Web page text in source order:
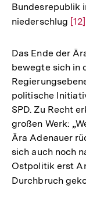
Bundesrepublik
niederschlug Zur
der
[12]
Das Ende der
bewegte sich in
politische
SPD. Zu Recht
großen Werk:
Ära Adenauer
sich auch noch
Ostpolitik erst
Durchbruch